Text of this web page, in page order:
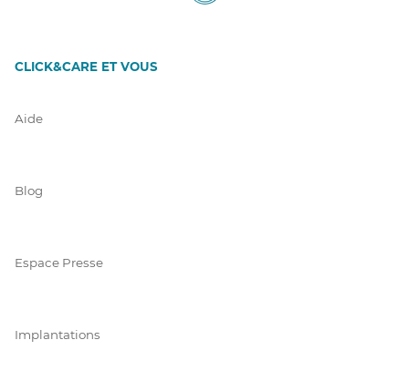
CLICK&CARE ET VOUS
Aide
Blog
Espace Presse
Implantations